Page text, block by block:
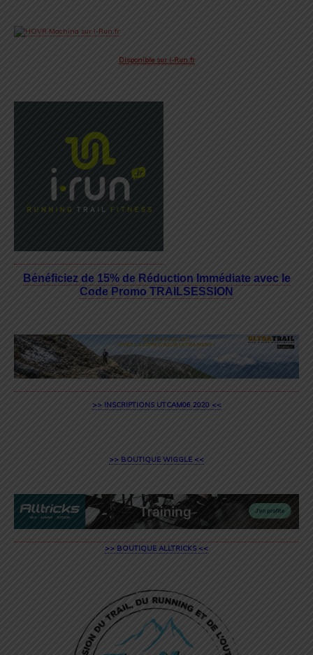
Disponible sur i-Run.fr
Bénéficiez de 15% de Réduction Immédiate avec le
Code Promo TRAILSESSION
>> INSCRIPTIONS UTCAM06 2020 <<
>> BOUTIQUE WIGGLE <<
>> BOUTIQUE ALLTRICKS <<